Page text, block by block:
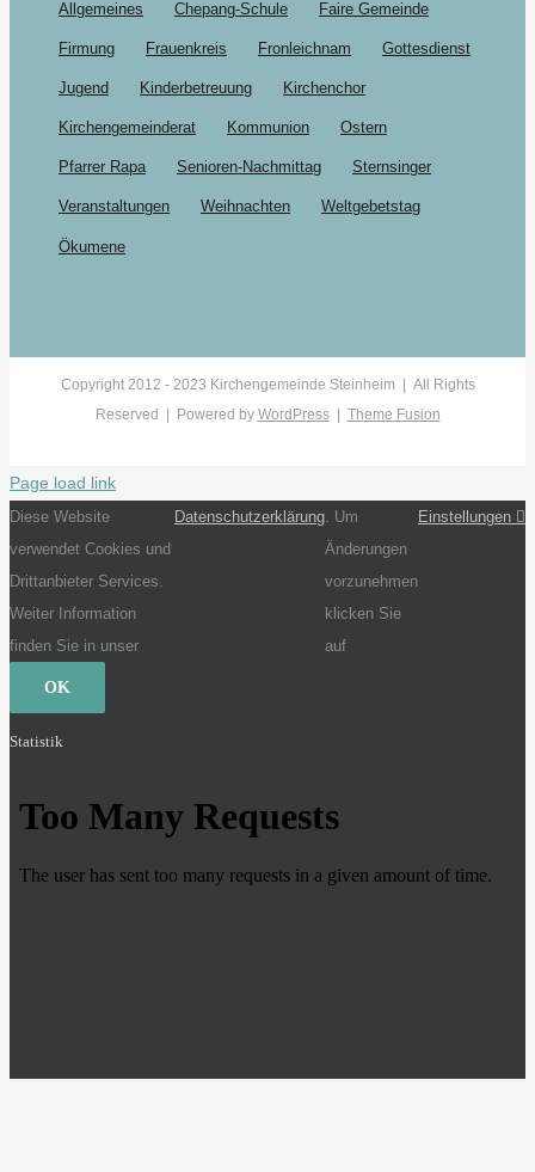
Allgemeines Chepang-Schule Faire Gemeinde
Firmung Frauenkreis Fronleichnam Gottesdienst
Jugend Kinderbetreuung Kirchenchor
Kirchengemeinderat Kommunion Ostern
Pfarrer Rapa Senioren-Nachmittag Sternsinger
Veranstaltungen Weihnachten Weltgebetstag
Ökumene
Copyright 2012 - 2023 Kirchengemeinde Steinheim | All Rights
Reserved | Powered by WordPress| Theme Fusion
Page load link
Diese Website
verwendet Cookies und
Drittanbieter Services.
Weiter Information
finden Sie in unser
Datenschutzerklärung . Um
Änderungen
vorzunehmen
klicken Sie
auf
Einstellungen
OK
Statistik